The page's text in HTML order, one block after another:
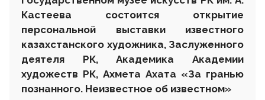
Кастеева состоится открытие
персональной выставки известного
казахстанского художника, Заслуженного
деятеля РК, Академика Академии
художеств РК, Ахмета Ахата «За гранью
познанного. Неизвестное об известном»